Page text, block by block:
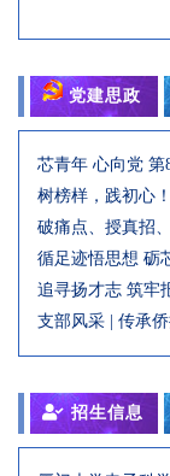
党建思政
招生信息